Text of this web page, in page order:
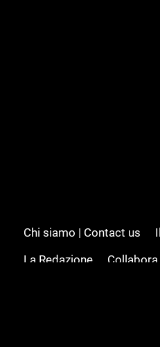
Chi siamo | Contact us
La Redazione